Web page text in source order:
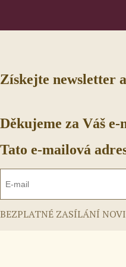
Získejte newsletter
Děkujeme za Váš e-
Tato e-mailová
BEZPLATNÉ ZASÍLÁNÍ